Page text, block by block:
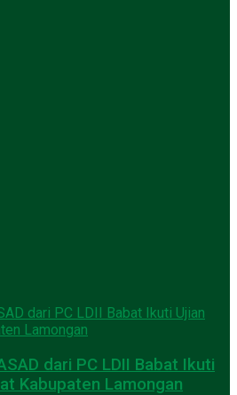
dari PC LDII Babat Ikuti
Kabupaten Lamongan